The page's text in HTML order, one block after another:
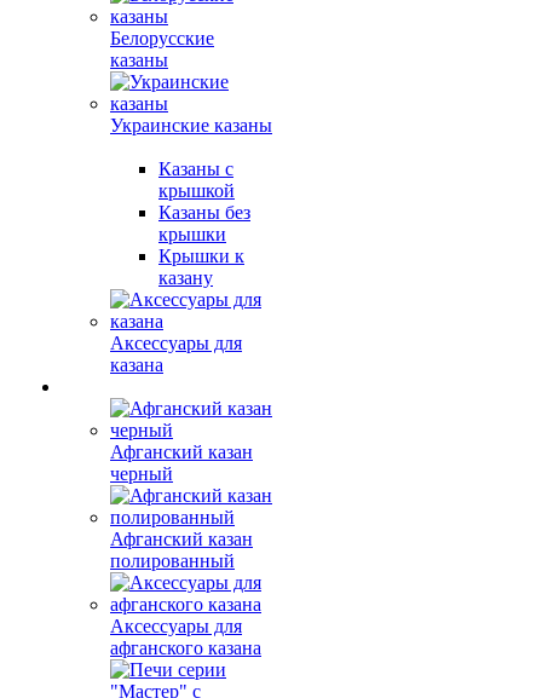
Белорусские
казаны
Украинские казаны
Казаны с
крышкой
Казаны без
крышки
Крышки к
казану
Аксессуары для
казана
Афганский казан
черный
Афганский казан
полированный
Аксессуары для
афганского казана